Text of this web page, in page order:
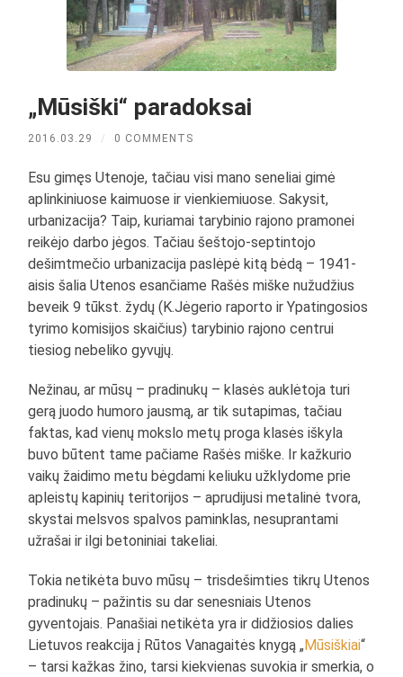
„Mūsiški“ paradoksai
2016.03.29 / 0 COMMENTS
Esu gimęs Utenoje, tačiau visi mano seneliai gimė
aplinkiniuose kaimuose ir vienkiemiuose. Sakysit,
urbanizacija? Taip, kuriamai tarybinio rajono pramonei
reikėjo darbo jėgos. Tačiau šeštojo-septintojo
dešimtmečio urbanizacija paslėpė kitą bėdą – 1941-
aisis šalia Utenos esančiame Rašės miške nužudžius
beveik 9 tūkst. žydų (K.Jėgerio raporto ir Ypatingosios
tyrimo komisijos skaičius) tarybinio rajono centrui
tiesiog nebeliko gyvųjų.
Nežinau, ar mūsų – pradinukų – klasės auklėtoja turi
gerą juodo humoro jausmą, ar tik sutapimas, tačiau
faktas, kad vienų mokslo metų proga klasės iškyla
buvo būtent tame pačiame Rašės miške. Ir kažkurio
vaikų žaidimo metu bėgdami keliuku užklydome prie
apleistų kapinių teritorijos – aprudijusi metalinė tvora,
skystai melsvos spalvos paminklas, nesuprantami
užrašai ir ilgi betoniniai takeliai.
Tokia netikėta buvo mūsų – trisdešimties tikrų Utenos
pradinukų – pažintis su dar senesniais Utenos
gyventojais. Panašiai netikėta yra ir didžiosios dalies
Lietuvos reakcija į Rūtos Vanagaitės knygą „Mūsiškiai“
– tarsi kažkas žino, tarsi kiekvienas suvokia ir smerkia, o